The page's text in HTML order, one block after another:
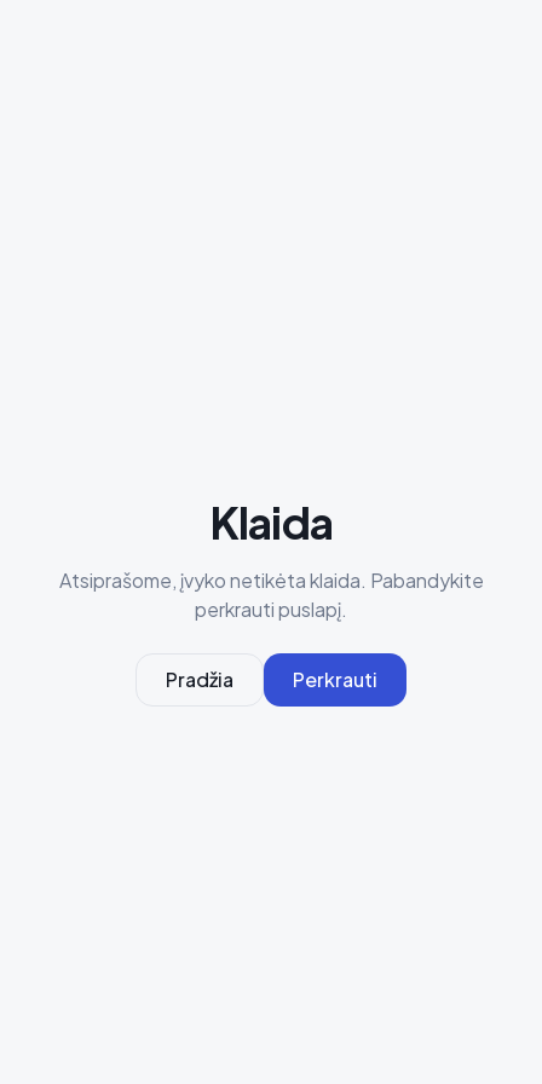
Klaida
Atsiprašome, įvyko netikėta klaida. Pabandykite
perkrauti puslapį.
Pradžia Perkrauti